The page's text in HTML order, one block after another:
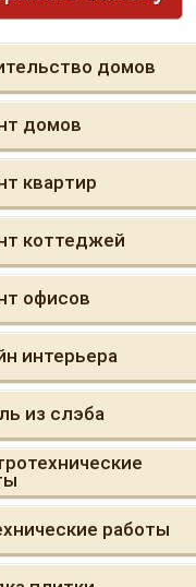
домов
домов
квартир
коттеджей
офисов
интерьера
из слэба
работы